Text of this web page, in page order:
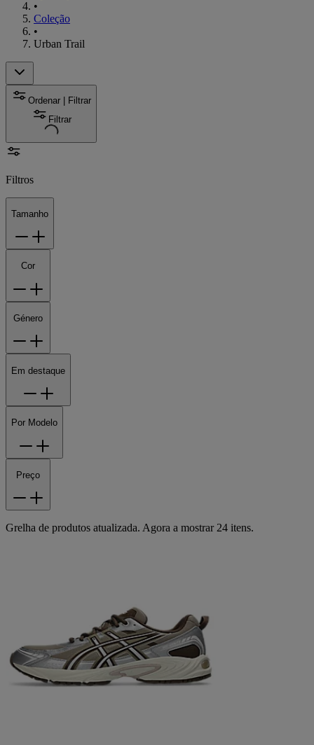
•
Coleção
•
Urban Trail
Ordenar | Filtrar
Filtrar
Filtros
Tamanho
Cor
Género
Em destaque
Por Modelo
Preço
Grelha de produtos atualizada. Agora a mostrar 24 itens.